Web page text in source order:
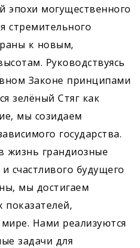
эпохи могущественного
стремительного
к новым,
Руководствуясь
Законе принципами
зелёный Стяг как
мы созидаем
государства.
жизнь грандиозные
счастливого будущего
мы достигаем
показателей,
Нами реализуются
задачи для